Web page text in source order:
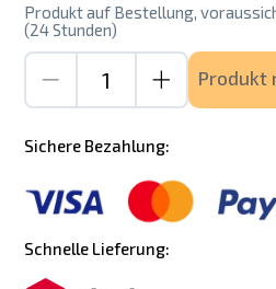
Produkt auf Bestellung,
(24 Stunden)
Produkt
Sichere Bezahlung:
Schnelle Lieferung: